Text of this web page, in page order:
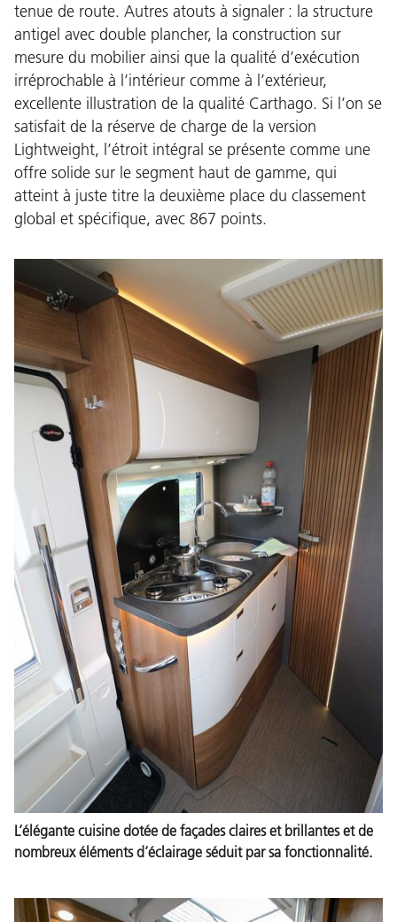
tenue de route. Autres atouts à signaler : la structure
antigel avec double plancher, la construction sur
mesure du mobilier ainsi que la qualité d’exécution
irréprochable à l’intérieur comme à l’extérieur,
excellente illustration de la qualité Carthago. Si l’on se
satisfait de la réserve de charge de la version
Lightweight, l’étroit intégral se présente comme une
offre solide sur le segment haut de gamme, qui
atteint à juste titre la deuxième place du classement
global et spécifique, avec 867 points.
L’élégante cuisine dotée de façades claires et brillantes et de
nombreux éléments d’éclairage séduit par sa fonctionnalité.